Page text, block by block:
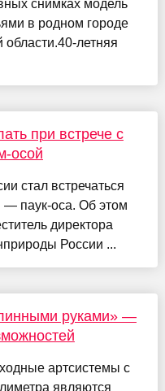
снимках модель
в родном городе
летняя
при встрече с
осой
стал встречаться
— паук-оса. Об этом
директора
России ...
руками» —
артсистемы с
являются